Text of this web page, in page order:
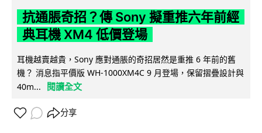
抗通脹奇招？傳 Sony 擬重推六年前經
典耳機 XM4 低價登場
耳機越賣越貴，Sony 應對通脹的奇招居然是重推 6 年前的舊
機？ 消息指平價版 WH-1000XM4C 9 月登場，保留摺疊設計與
40m...
閱讀全文
分享